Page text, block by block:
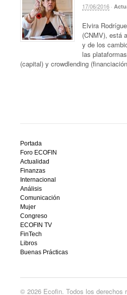
17/06/2016 ·
Elvira
(CNMV), está
y de los
las
(capital) y crowdlending
mejor
bono
sin
depósito
casino
en
España,
visita
este
sitio
restaurantedonmauro.es
y
ganar
hoy
Portada
Foro ECOFIN
Actualidad
Finanzas
Internacional
Análisis
Comunicación
Mujer
Congreso
ECOFIN TV
FinTech
Libros
Buenas Prácticas
© 2026 Ecofin. Todos los derechos